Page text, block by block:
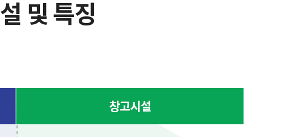
및 특징